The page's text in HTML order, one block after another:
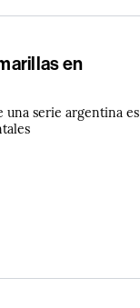
en
una serie argentina es